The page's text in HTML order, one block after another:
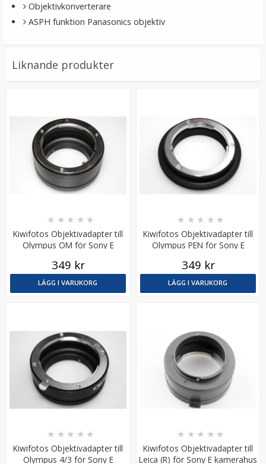
JJC Deluxe avtryckarknapp - silver och brun
LÄGG I VARUKORG
MarkIII optiskt glas 9H
★ ★
Objektivkonverterare
ASPH funktion Panasonics objektiv
Liknande produkter
Kiwifotos Objektivadapter till
Olympus OM för Sony E
★ ★ ★ ★ ★
349 kr
LÄGG I VARUKORG
Kiwifotos Objektivadapter till
Olympus PEN för Sony E
★ ★ ★ ★ ★
349 kr
LÄGG I VARUKORG
Kiwifotos Objektivadapter till
Olympus 4/3 för Sony E
★ ★ ★ ★ ★
Kiwifotos Objektivadapter till
Leica (R) för Sony E kamerahus
★ ★ ★ ★ ★